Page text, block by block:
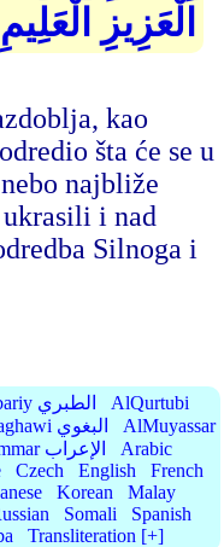
الْعَزِيزِ الْعَلِيمِ
kao
šta će se u
najbliže
i nad
Silnoga i
AtTabariy الطبري
AlQurtubi
AlBaghawi البغوي
AlMuyassar
Grammar الإعراب
Arabic
Czech English
French
Korean
Malay
Somali
Spanish
Transliteration [+]